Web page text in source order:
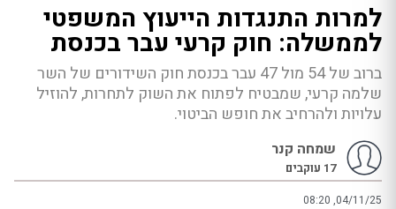
למרות התנגדות הייעוץ המשפטי
לממשלה: חוק קרעי עבר בכנסת
ברוב של 54 מול 47 עבר בכנסת חוק השידורים של השר
שלמה קרעי, שמבטיח לפתוח את השוק לתחרות, להוזיל
עלויות ולהרחיב את חופש הביטוי.
שמחה קנר
17 עוקבים
08:20 ,04/11/25